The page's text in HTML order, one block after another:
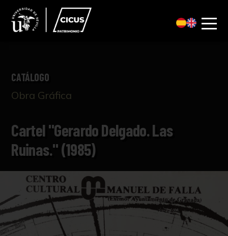
CATÁLOGO
Obra Gráfica
Cartel "Gerardo Delgado. Las
Ruinas." (1985)